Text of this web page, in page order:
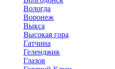
Вологда
Воронеж
Выкса
Высокая гора
Гатчина
Геленджик
Глазов